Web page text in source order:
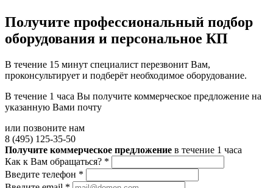
Получите профессиональный подбор
оборудования и персональное КП
В течение 15 минут специалист перезвонит Вам,
проконсультирует и подберёт необходимое оборудование.
В течение 1 часа Вы получите коммерческое предложение на
указанную Вами почту
или позвоните нам
8 (495) 125-35-50
Получите коммерческое предложение в течение 1 часа
Как к Вам обращаться? *
Введите телефон *